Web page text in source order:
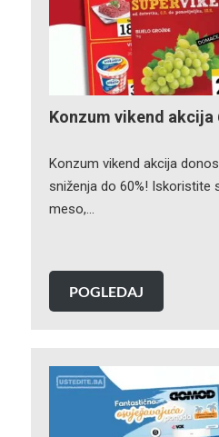
Konzum vikend akcija
Konzum vikend akcija
sniženja do 60%! Iskoristite
meso,…
POGLEDAJ